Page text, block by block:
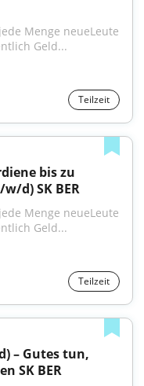
Menge neueLeute
Geld...
Teilzeit
bis zu
d) SK BER
Menge neueLeute
Geld...
Teilzeit
– Gutes tun,
SK BER